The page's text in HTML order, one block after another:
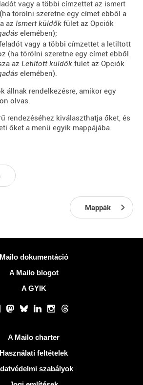
vagy a többi címzettet az ismert
törölni szeretne egy címet ebből a
az Ismert küldők fület az Opciók
elemében);
vagy a többi címzettet a letiltott
(ha törölni szeretne egy címet ebből
az Letiltott küldők fület az Opciók
elemében).
állnak rendelkezésre, amikor egy
olvas.
rendezéséhez kiválaszthatja őket, és
őket a menü egyik mappájába.
Mappák
Mailo dokumentáció
A Mailo blogot
A GYIK
Mastodon
BlueskyLinkedInInstagram
Threads
A Mailo charter
Használati feltételek
szabályok